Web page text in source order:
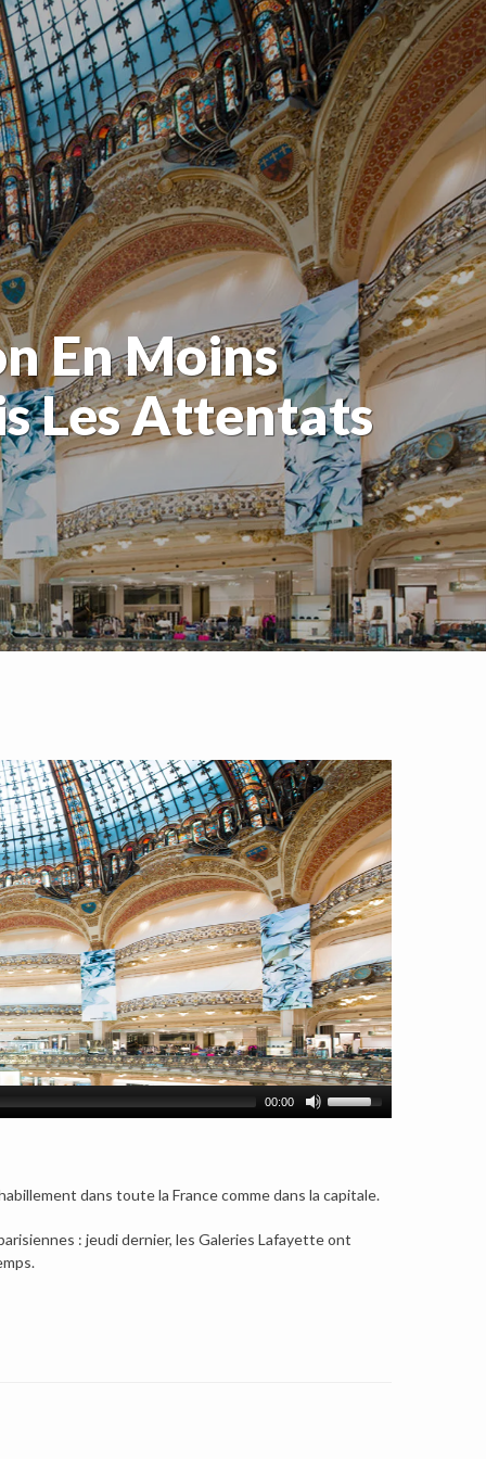
En Moins
Les Attentats
00:00
dans toute la France comme dans la capitale.
: jeudi dernier, les Galeries Lafayette ont